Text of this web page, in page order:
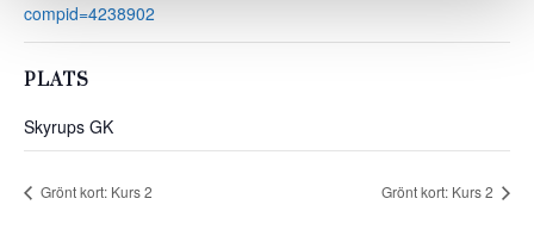
compid=4238902
PLATS
Skyrups GK
Grönt kort: Kurs 2 Grönt kort: Kurs 2